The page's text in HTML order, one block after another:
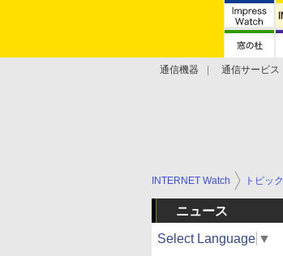
通信機器 通信サービス
INTERNET Watch トピック
ニュース
Select Language ▼